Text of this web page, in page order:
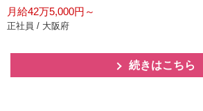
月給42万5,000円～
正社員 / 大阪府
続きはこちら